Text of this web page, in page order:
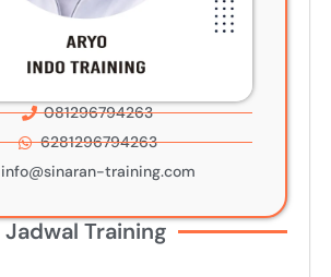
081296794263
6281296794263
info@sinaran-training.com
Jadwal Training